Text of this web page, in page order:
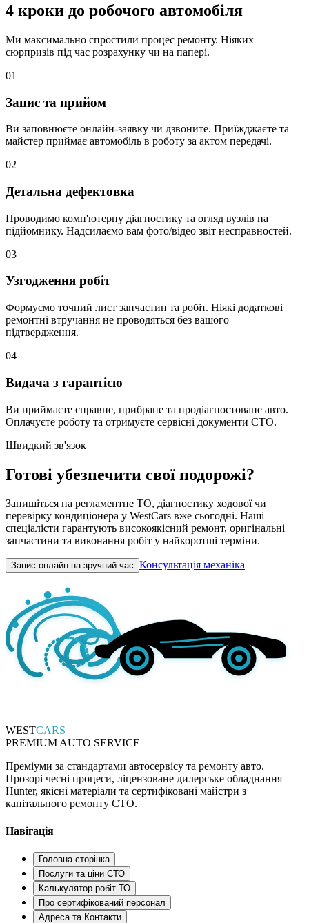
4 кроки до робочого автомобіля
Ми максимально спростили процес ремонту. Ніяких
сюрпризів під час розрахунку чи на папері.
01
Запис та прийом
Ви заповнюєте онлайн-заявку чи дзвоните. Приїжджаєте та
майстер приймає автомобіль в роботу за актом передачі.
02
Детальна дефектовка
Проводимо комп'ютерну діагностику та огляд вузлів на
підйомнику. Надсилаємо вам фото/відео звіт несправностей.
03
Узгодження робіт
Формуємо точний лист запчастин та робіт. Ніякі додаткові
ремонтні втручання не проводяться без вашого
підтвердження.
04
Видача з гарантією
Ви приймаєте справне, прибране та продіагностоване авто.
Оплачуєте роботу та отримуєте сервісні документи СТО.
Швидкий зв'язок
Готові убезпечити свої подорожі?
Запишіться на регламентне ТО, діагностику ходової чи
перевірку кондиціонера у WestCars вже сьогодні. Наші
спеціалісти гарантують високоякісний ремонт, оригінальні
запчастини та виконання робіт у найкоротші терміни.
Запис онлайн на зручний час Консультація механіка
WESTCARS
PREMIUM AUTO SERVICE
Преміуми за стандартами автосервісу та ремонту авто.
Прозорі чесні процеси, ліцензоване дилерське обладнання
Hunter, якісні матеріали та сертифіковані майстри з
капітального ремонту СТО.
Навігація
Головна сторінка
Послуги та ціни СТО
Калькулятор робіт ТО
Про сертифікований персонал
Адреса та Контакти